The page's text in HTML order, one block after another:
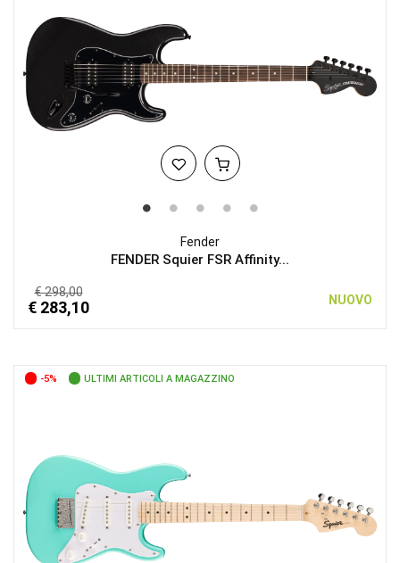
Fender
FENDER Squier FSR Affinity...
€ 298,00
€ 283,10 NUOVO
-5% ULTIMI ARTICOLI A MAGAZZINO